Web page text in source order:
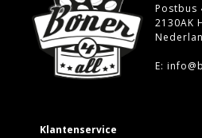
Postbus
2130AK
E:
Klantenservice